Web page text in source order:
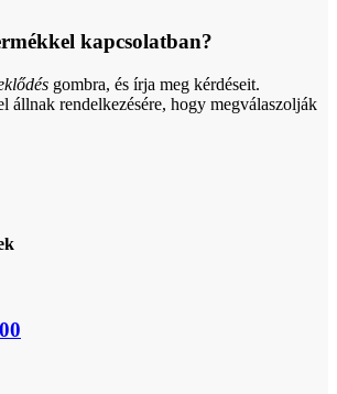
kapcsolatban?
gombra, és írja meg kérdéseit.
állnak rendelkezésére, hogy megválaszolják